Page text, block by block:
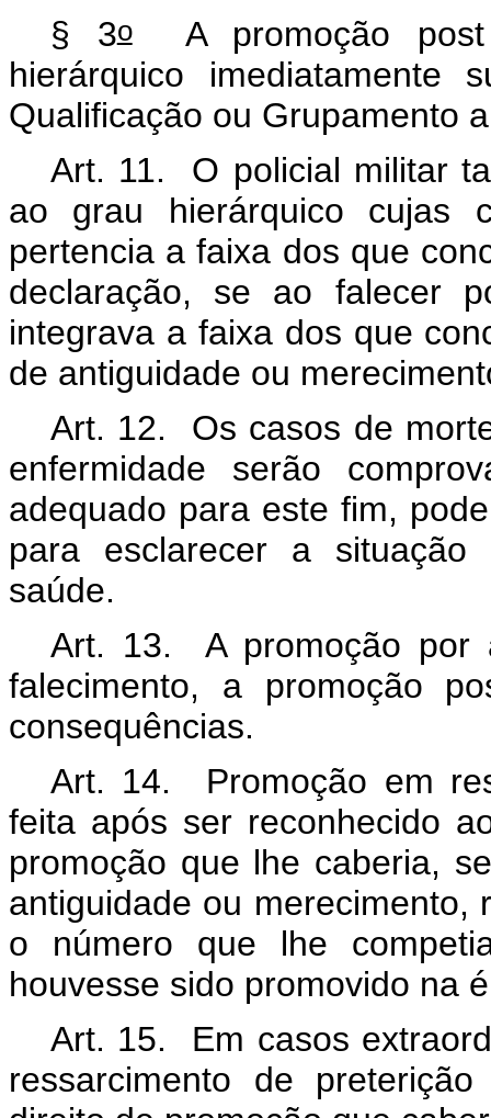
§ 3oA promoção
hierárquico imediatamente
Qualificação ou Grupamento
Art. 11. O policial militar
ao grau hierárquico cujas
pertencia a faixa dos que
declaração, se ao falecer
integrava a faixa dos que
de antiguidade ou
Art. 12. Os casos de
enfermidade serão
adequado para este fim,
para esclarecer a
saúde.
Art. 13. A promoção por
falecimento, a promoção
consequências.
Art. 14. Promoção em
feita após ser reconhecido
promoção que lhe caberia,
antiguidade ou merecimento,
o número que lhe
houvesse sido promovido na
Art. 15. Em casos
ressarcimento de